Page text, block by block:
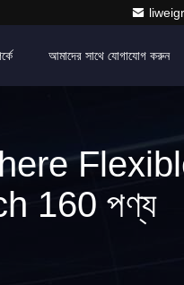
আমাদের সাথে যোগাযোগ করুন
160 পণ্য